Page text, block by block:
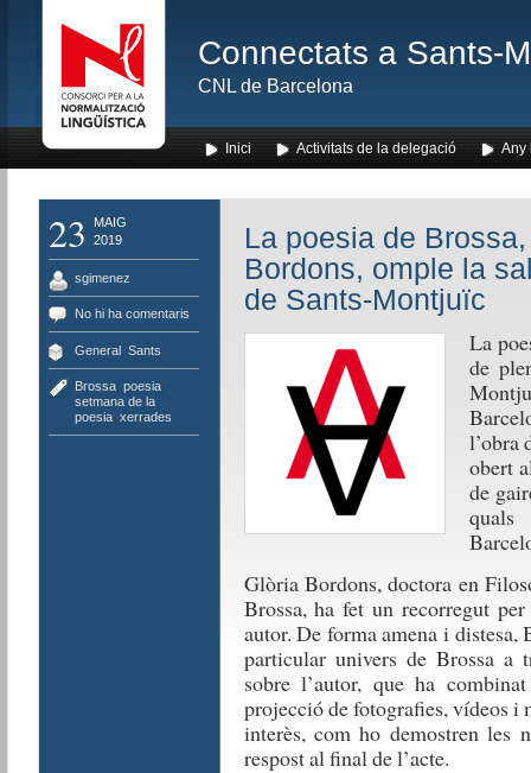
Connectats a Sants-
CNL de Barcelona
Inici Activitats de la delegació Any
23
MAIG
2019
sgimenez
No hi ha comentaris
General, Sants
Brossa, poesia,
setmana de la
poesia, xerrades
La poesia de
Bordons, omple la
de Sants-Montjuïc
La
de
l’obra
obert
de
Glòria Bordons, doctora en
Brossa, ha fet un recorregut
autor. De forma amena i distesa,
particular univers de Brossa a
sobre l’autor, que ha
projecció de fotografies, vídeos i
interès, com ho demostren les
respost al final de l’acte.